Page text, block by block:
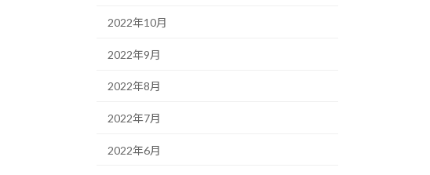
2022年10月
2022年9月
2022年8月
2022年7月
2022年6月